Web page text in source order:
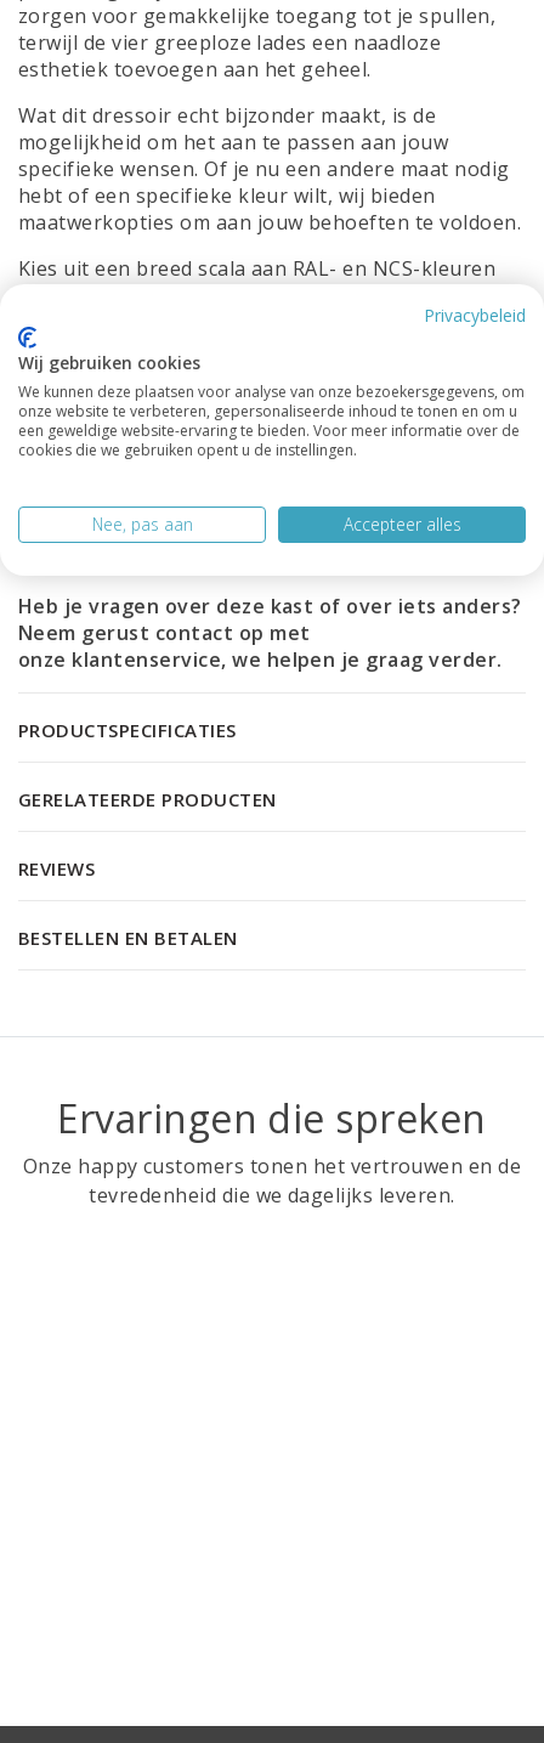
zorgen voor gemakkelijke toegang tot je spullen,
terwijl de vier greeploze lades een naadloze
esthetiek toevoegen aan het geheel.
Wat dit dressoir echt bijzonder maakt, is de
mogelijkheid om het aan te passen aan jouw
specifieke wensen. Of je nu een andere maat nodig
hebt of een specifieke kleur wilt, wij bieden
maatwerkopties om aan jouw behoeften te voldoen.
Kies uit een breed scala aan RAL- en NCS-kleuren
persoonlijke stijl en interieur. Creëer een ruimte die
zowel functioneel als elegant is met dit prachtige
dressoir.
Afmetingen:
Breedte: 250cm
Diepte: 50cm
Heb je vragen over deze kast of over iets anders?
Neem gerust contact op met
onze klantenservice, we helpen je graag verder.
PRODUCTSPECIFICATIES
GERELATEERDE PRODUCTEN
REVIEWS
BESTELLEN EN BETALEN
Ervaringen die spreken
Onze happy customers tonen het vertrouwen en de
tevredenheid die we dagelijks leveren.
Privacybeleid
Wij gebruiken cookies
We kunnen deze plaatsen voor analyse van onze bezoekersgegevens, om
onze website te verbeteren, gepersonaliseerde inhoud te tonen en om u
een geweldige website-ervaring te bieden. Voor meer informatie over de
cookies die we gebruiken opent u de instellingen.
Nee, pas aan Accepteer alles